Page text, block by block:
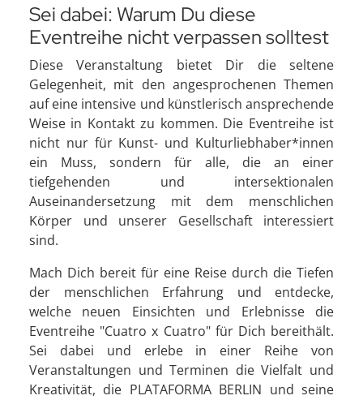
Sei dabei: Warum Du diese
Eventreihe nicht verpassen solltest
Diese Veranstaltung bietet Dir die seltene
Gelegenheit, mit den angesprochenen Themen
auf eine intensive und künstlerisch ansprechende
Weise in Kontakt zu kommen. Die Eventreihe ist
nicht nur für Kunst- und Kulturliebhaber*innen
ein Muss, sondern für alle, die an einer
tiefgehenden und intersektionalen
Auseinandersetzung mit dem menschlichen
Körper und unserer Gesellschaft interessiert
sind.
Mach Dich bereit für eine Reise durch die Tiefen
der menschlichen Erfahrung und entdecke,
welche neuen Einsichten und Erlebnisse die
Eventreihe "Cuatro x Cuatro" für Dich bereithält.
Sei dabei und erlebe in einer Reihe von
Veranstaltungen und Terminen die Vielfalt und
Kreativität, die PLATAFORMA BERLIN und seine